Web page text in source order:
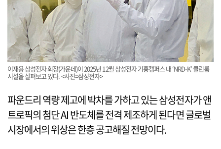
이재용 삼성전자 회장(가운데)이 2025년 12월 삼성전자 기흥캠퍼스 내 ‘NRD-K’ 클린룸
시설을 살펴보고 있다. <사진=삼성전자>
파운드리 역량 제고에 박차를 가하고 있는 삼성전자가 앤
트로픽의 첨단 AI 반도체를 전격 제조하게 된다면 글로벌
시장에서의 위상은 한층 공고해질 전망이다.